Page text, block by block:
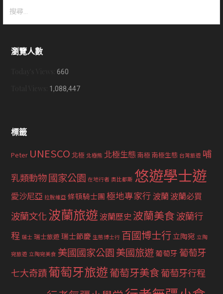
瀏覽人數
Today's Views:660
1,088,447
標籤
Peter UNESCO 北極 北極熊 北極生態南極 南極生態 台灣旅遊 哺
乳類動物國家公園 在地行者 奧比都斯 悠遊學士遊
愛沙尼亞 拉脫維亞 條頓騎士團 極地專家行 波蘭波蘭必買
波蘭文化波蘭旅遊 波蘭歷史 波蘭美食波蘭行
程 瑞士 瑞士旅遊 瑞士節慶 生態博士行 百國博士行立陶宛 立陶
宛旅遊 立陶宛美食 美國國家公園美國旅遊葡萄牙 葡萄牙
七大奇蹟葡萄牙旅遊葡萄牙美食葡萄牙行程